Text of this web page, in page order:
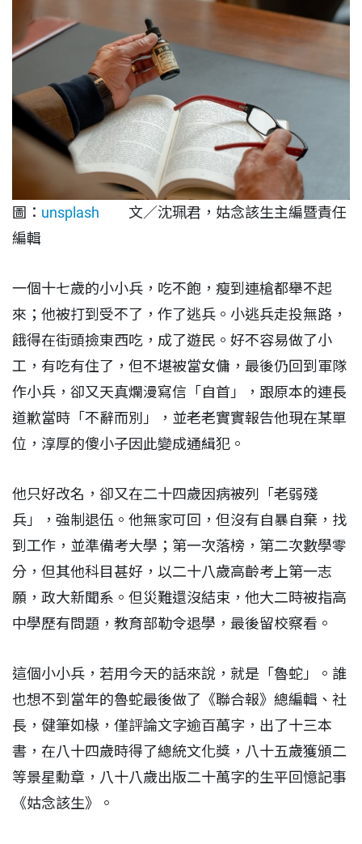
圖： unsplash 文／沈珮君，姑念該生主編暨責任
編輯
一個十七歲的小小兵，吃不飽，瘦到連槍都舉不起
來；他被打到受不了，作了逃兵。小逃兵走投無路，
餓得在街頭撿東西吃，成了遊民。好不容易做了小
工，有吃有住了，但不堪被當女傭，最後仍回到軍隊
作小兵，卻又天真爛漫寫信「自首」，跟原本的連長
道歉當時「不辭而別」，並老老實實報告他現在某單
位，淳厚的傻小子因此變成通緝犯。
他只好改名，卻又在二十四歲因病被列「老弱殘
兵」，強制退伍。他無家可回，但沒有自暴自棄，找
到工作，並準備考大學；第一次落榜，第二次數學零
分，但其他科目甚好，以二十八歲高齡考上第一志
願，政大新聞系。但災難還沒結束，他大二時被指高
中學歷有問題，教育部勒令退學，最後留校察看。
這個小小兵，若用今天的話來說，就是「魯蛇」。誰
也想不到當年的魯蛇最後做了《聯合報》總編輯、社
長，健筆如椽，僅評論文字逾百萬字，出了十三本
書，在八十四歲時得了總統文化獎，八十五歲獲頒二
等景星勳章，八十八歲出版二十萬字的生平回憶記事
《姑念該生》。